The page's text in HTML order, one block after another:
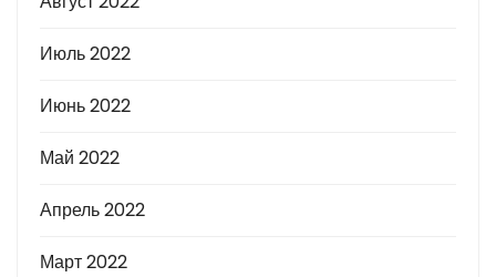
Июль 2022
Июнь 2022
Май 2022
Апрель 2022
Март 2022